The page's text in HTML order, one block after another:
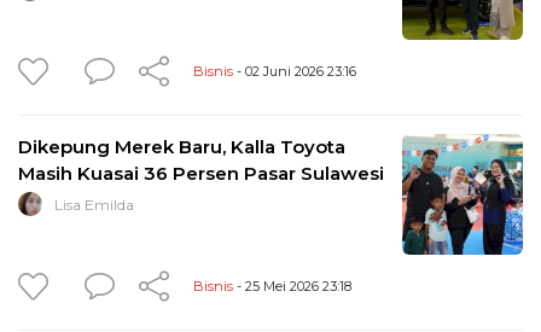
Bisnis - 02 Juni 2026 23:16
Dikepung Merek Baru, Kalla Toyota
Masih Kuasai 36 Persen Pasar Sulawesi
Lisa Emilda
Bisnis - 25 Mei 2026 23:18